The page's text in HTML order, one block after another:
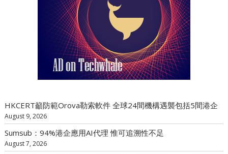
HKCERT籲防範Orova勒索軟件 全球24間機構遇襲包括5間港企
August 9, 2026
Sumsub：94%港企應用AI代理 惟可追溯性不足
August 7, 2026